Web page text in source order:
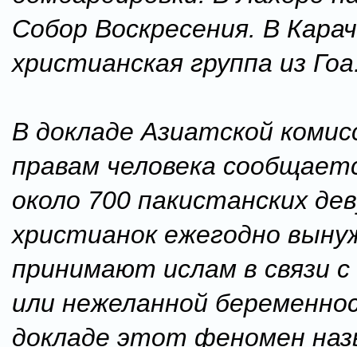
Собор Воскресения. В
христианская группа из
В докладе Азиатской
правам человека
около 700 пакистанских
христианок ежегодно
принимают ислам в связи
или нежеланной
докладе этот феномен